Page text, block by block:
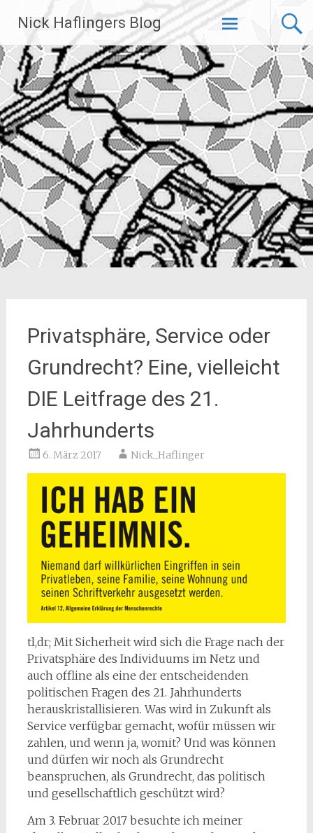
Inhalt
springen
Nick Haflingers Blog
Privatsphäre, Service oder
Grundrecht? Eine, vielleicht
DIE Leitfrage des 21.
Jahrhunderts
6. März 2017 Nick_Haflinger
tl,dr; Mit Sicherheit wird sich die Frage nach der
Privatsphäre des Individuums im Netz und
auch offline als eine der entscheidenden
politischen Fragen des 21. Jahrhunderts
herauskristallisieren. Was wird in Zukunft als
Service verfügbar gemacht, wofür müssen wir
zahlen, und wenn ja, womit? Und was können
und dürfen wir noch als Grundrecht
beanspruchen, als Grundrecht, das politisch
und gesellschaftlich geschützt wird?
Am 3. Februar 2017 besuchte ich meiner